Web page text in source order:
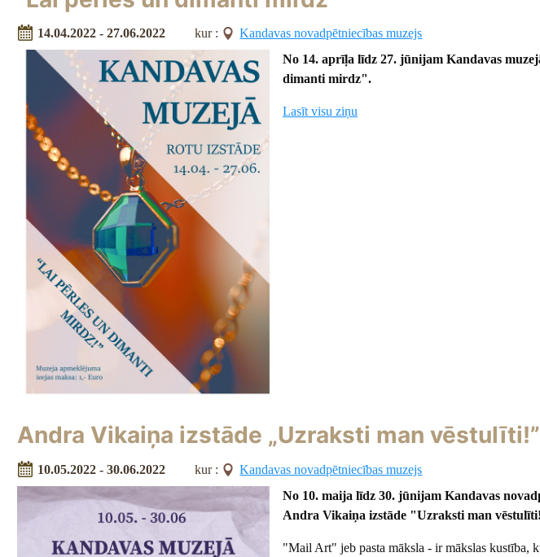
14.04.2022 - 27.06.2022 kur :
Kandavas novadpētniecības muzejs
No 14. aprīļa līdz 27. jūnijam Kandavas
dimanti mirdz".
Lasīt visu ziņu
Andra Vikaiņa izstāde „Uzraksti man vēstulīti!”
10.05.2022 - 30.06.2022 kur :
Kandavas novadpētniecības muzejs
No 10. maija līdz 30. jūnijam Kandavas
Andra Vikaiņa izstāde "Uzraksti man
"Mail Art" jeb pasta māksla - ir mākslas kustība,